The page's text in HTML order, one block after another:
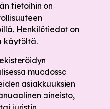
tietoihin on
Henkilötiedot on
käytöltä.
muodossa
asiakkuuksien
aineisto,
juristin